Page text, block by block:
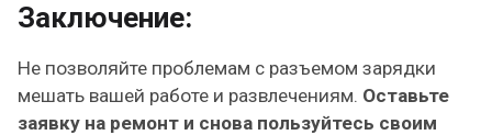
Заключение:
Не позволяйте проблемам с разъемом зарядки
мешать вашей работе и развлечениям. Оставьте
заявку на ремонт и снова пользуйтесь своим